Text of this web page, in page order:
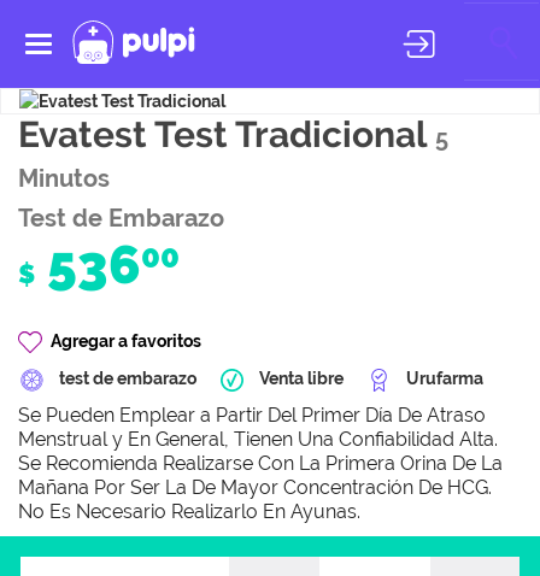
Toggle
navigation
Evatest Test Tradicional 5
Minutos
Test de Embarazo
$ 53600
Agregar a favoritos
test de embarazo
Venta libre Urufarma
Se Pueden Emplear a Partir Del Primer Día De Atraso
Menstrual y En General, Tienen Una Confiabilidad Alta.
Se Recomienda Realizarse Con La Primera Orina De La
Mañana Por Ser La De Mayor Concentración De HCG.
No Es Necesario Realizarlo En Ayunas.